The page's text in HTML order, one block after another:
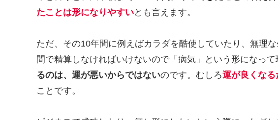
たことは形になりやすいとも言えます。
ただ、その10年間に例えばカラダを酷使していたり、無理
間で精算しなければいけないので「病気」という形になっ
るのは、運が悪いからではないのです。むしろ運が良くな
ことです。